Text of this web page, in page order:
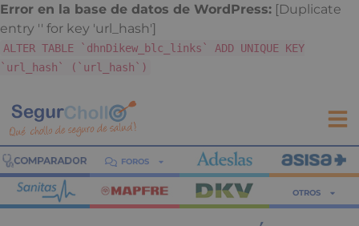
Error en la base de datos de WordPress: [Duplicate
entry '' for key 'url_hash']
ALTER TABLE `dhnDikew_blc_links` ADD UNIQUE KEY
`url_hash` (`url_hash`)
FOROS
OTROS